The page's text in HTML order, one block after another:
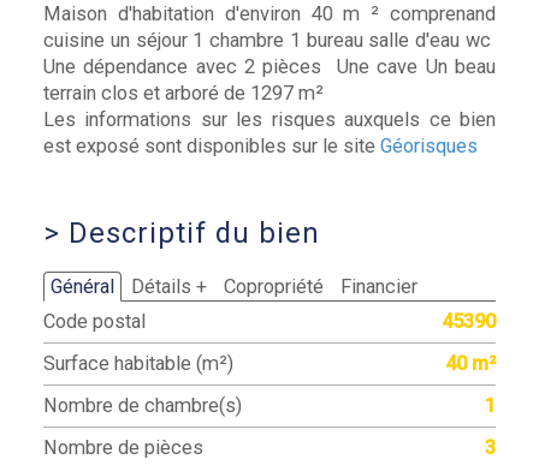
Maison d'habitation d'environ 40 m ² comprenand
cuisine un séjour 1 chambre 1 bureau salle d'eau wc
Une dépendance avec 2 pièces Une cave Un beau
terrain clos et arboré de 1297 m²
Les informations sur les risques auxquels ce bien
est exposé sont disponibles sur le site Géorisques
> Descriptif du bien
Général Détails + Copropriété
Financier
Code postal
45390
Surface habitable (m²)
40 m²
Nombre de chambre(s)
1
Nombre de pièces
3